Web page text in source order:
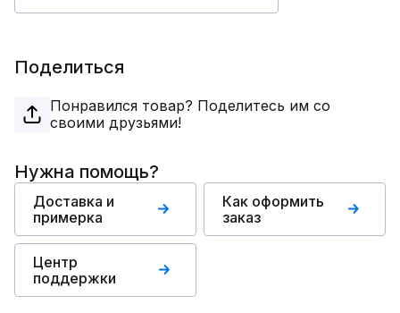
Поделиться
Понравился товар? Поделитесь им со
своими друзьями!
Нужна помощь?
Доставка и
примерка
Как оформить
заказ
Центр
поддержки